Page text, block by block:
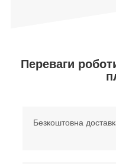
Переваги
Безкоштовна